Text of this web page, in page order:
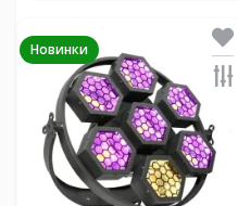
Новинки